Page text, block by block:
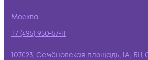
Москва
+7 (495) 950-57-11
107023, Семёновская площадь, 1А, БЦ